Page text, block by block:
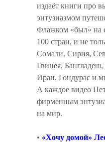
издаёт книги про
энтузиазмом
Флажком «был» на
100 стран, и не
Сомали, Сирия,
Гвинея,
Иран, Гондурас и
А каждое видео
фирменным
на мир.
• «Хочу домой»